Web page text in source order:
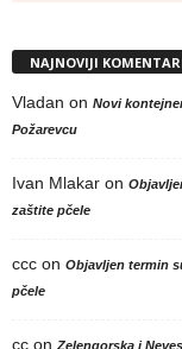
NAJNOVIJI
Vladan on Novi
Požarevcu
Ivan Mlakar on
zaštite pčele
ccc on Objavljen termin
pčele
cc on Zelengorska i